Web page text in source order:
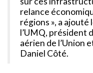
relance
régions », a
l’UMQ, président
aérien de l’Union
Daniel Côté.